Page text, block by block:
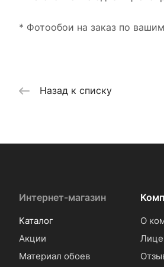
* Фотообои на заказ по
Назад к списку
Интернет-магазин
Каталог
Акции
Материал обоев
О